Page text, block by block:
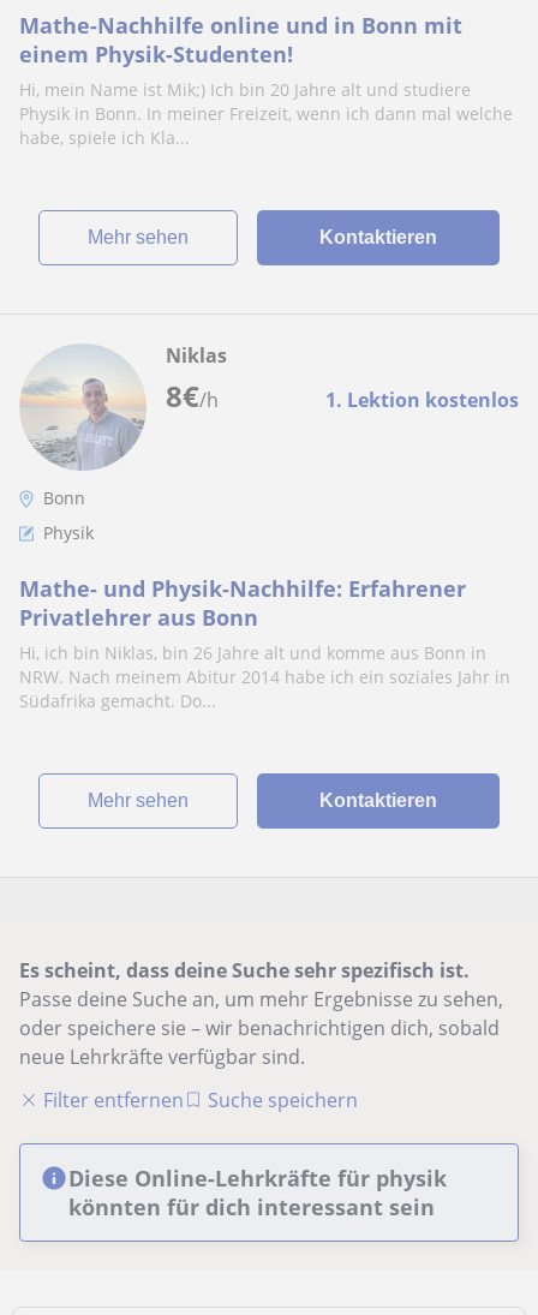
Mathe-Nachhilfe online und in Bonn mit
einem Physik-Studenten!
Hi, mein Name ist Mik;) Ich bin 20 Jahre alt und studiere
Physik in Bonn. In meiner Freizeit, wenn ich dann mal welche
habe, spiele ich Kla...
Mehr sehen Kontaktieren
8€/h 1. Lektion kostenlos
Niklas
Bonn
Physik
Mathe- und Physik-Nachhilfe: Erfahrener
Privatlehrer aus Bonn
Hi, ich bin Niklas, bin 26 Jahre alt und komme aus Bonn in
NRW. Nach meinem Abitur 2014 habe ich ein soziales Jahr in
Südafrika gemacht. Do...
Mehr sehen Kontaktieren
Es scheint, dass deine Suche sehr spezifisch ist.
Passe deine Suche an, um mehr Ergebnisse zu sehen,
oder speichere sie – wir benachrichtigen dich, sobald
neue Lehrkräfte verfügbar sind.
Filter entfernen
Suche speichern
Diese Online-Lehrkräfte für physik
könnten für dich interessant sein